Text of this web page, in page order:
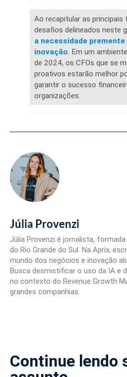
Ao recapitular as principais
desafios delineados neste
a necessidade
inovação. Em um
de 2024, os CFOs que se
proativos estarão melhor
garantir o sucesso
organizações.
Júlia Provenzi
Júlia Provenzi é jornalista, formada
do Rio Grande do Sul. Na Aprix,
mundo dos negócios e inovação
Busca desmistificar o uso da IA e
no contexto do Revenue Growth
grandes companhias.
Continue lendo